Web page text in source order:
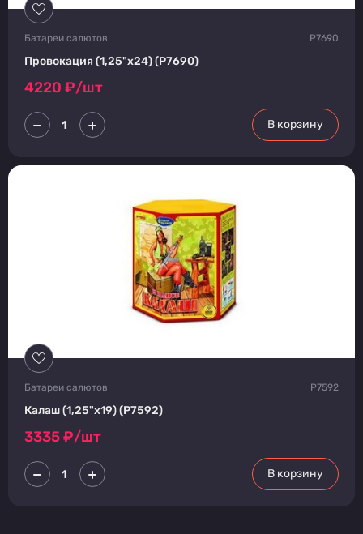
Батареи салютов Р7690
Провокация (1,25"х24) (Р7690)
4220 ₽/шт
В корзину
Батареи салютов Р7592
Калаш (1,25"х19) (Р7592)
3335₽/шт
В корзину